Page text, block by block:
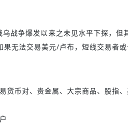
战争爆发以来之未见水平下探，但
果无法交易美元/卢布，短线交易者
货币对、贵金属、大宗商品、股指、